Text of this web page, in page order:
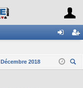
ne cri
2018